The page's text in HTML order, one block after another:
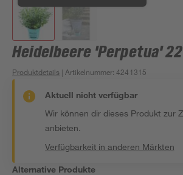
Heidelbeere 'Perpetua'
Produktdetails | Artikelnummer:4241315
Aktuell nicht verfügbar
Wir können dir dieses Produkt zur
anbieten.
Verfügbarkeit in anderen Märkten
Alternative Produkte